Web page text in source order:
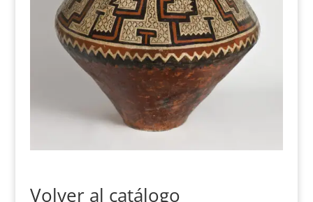
Volver al catálogo